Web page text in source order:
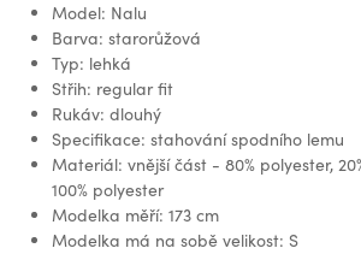
Model: Nalu
Barva: starorůžová
Typ: lehká
Střih: regular fit
Rukáv: dlouhý
Specifikace: stahování spodního lemu
Materiál: vnější část - 80% polyester,
100% polyester
Modelka měří: 173 cm
Modelka má na sobě velikost: S